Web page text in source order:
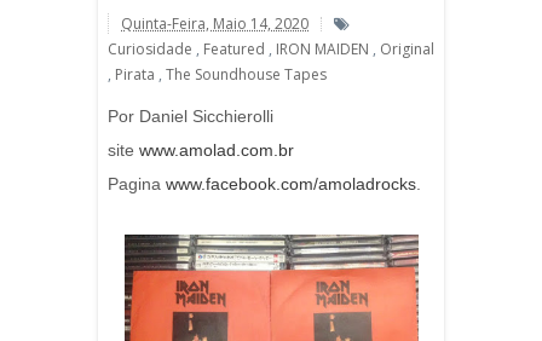
Quinta-Feira, Maio 14, 2020
Curiosidade , Featured , IRON MAIDEN , Original
, Pirata , The Soundhouse Tapes
Por Daniel Sicchierolli
site www.amolad.com.br
Pagina www.facebook.com/amoladrocks